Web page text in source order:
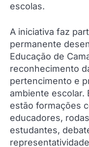
escolas.
A iniciativa faz
permanente
Educação de
reconhecimento
pertencimento e
ambiente escolar.
estão formações
educadores,
estudantes,